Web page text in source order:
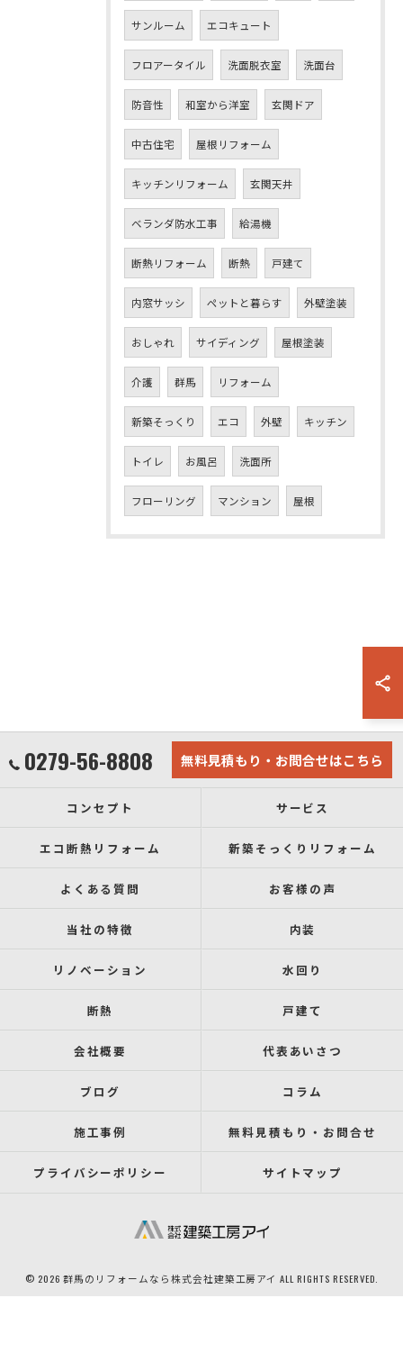
サンルーム エコキュート
フロアータイル 洗面脱衣室 洗面台
防音性 和室から洋室 玄関ドア
中古住宅 屋根リフォーム
キッチンリフォーム 玄関天井
ベランダ防水工事 給湯機
断熱リフォーム 断熱 戸建て
内窓サッシ ペットと暮らす 外壁塗装
おしゃれ サイディング 屋根塗装
介護 群馬 リフォーム
新築そっくり エコ 外壁 キッチン
トイレ お風呂 洗面所
フローリング マンション 屋根
0279-56-8808 無料見積もり・お問合せはこちら
コンセプト サービス
エコ断熱リフォーム 新築そっくりリフォーム
よくある質問 お客様の声
当社の特徴 内装
リノベーション 水回り
断熱 戸建て
会社概要 代表あいさつ
ブログ コラム
施工事例 無料見積もり・お問合せ
プライバシーポリシー サイトマップ
© 2026 群馬のリフォームなら株式会社建築工房アイ ALL RIGHTS RESERVED.